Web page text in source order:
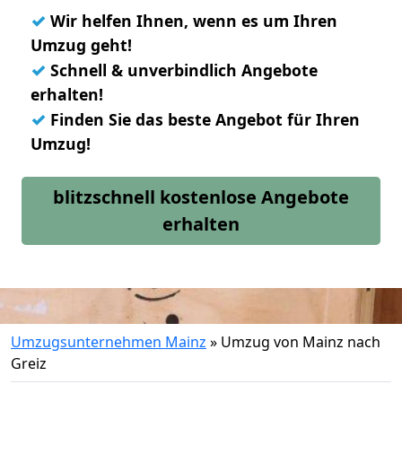
✓ Wir helfen Ihnen, wenn es um Ihren
Umzug geht!
✓ Schnell & unverbindlich Angebote
erhalten!
✓ Finden Sie das beste Angebot für Ihren
Umzug!
blitzschnell kostenlose Angebote
erhalten
Umzugsunternehmen Mainz » Umzug von Mainz nach
Greiz